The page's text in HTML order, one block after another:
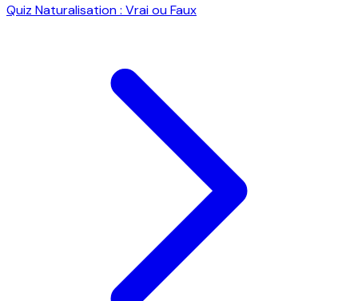
Quiz Naturalisation : Vrai ou Faux